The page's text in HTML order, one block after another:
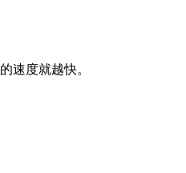
速度就越快。